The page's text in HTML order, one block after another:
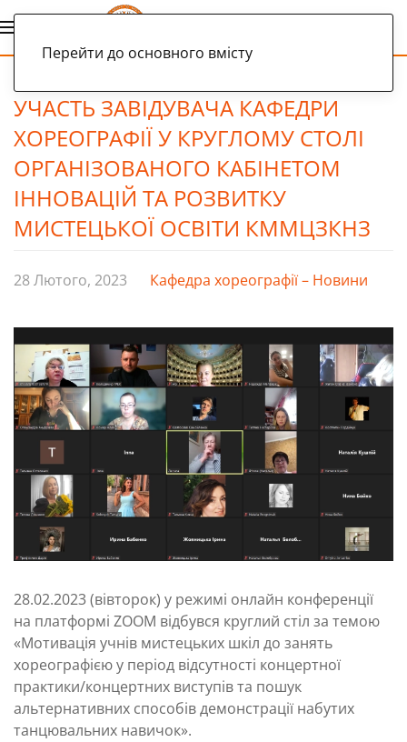
Перейти до основного вмісту
УЧАСТЬ ЗАВІДУВАЧА КАФЕДРИ
ХОРЕОГРАФІЇ У КРУГЛОМУ СТОЛІ
ОРГАНІЗОВАНОГО КАБІНЕТОМ
ІННОВАЦІЙ ТА РОЗВИТКУ
МИСТЕЦЬКОЇ ОСВІТИ КММЦЗКНЗ
28 Лютого, 2023 Кафедра хореографії – Новини
28.02.2023 (вівторок) у режимі онлайн конференції
на платформі ZOOM відбувся круглий стіл за темою
«Мотивація учнів мистецьких шкіл до занять
хореографією у період відсутності концертної
практики/концертних виступів та пошук
альтернативних способів демонстрації набутих
танцювальних навичок».